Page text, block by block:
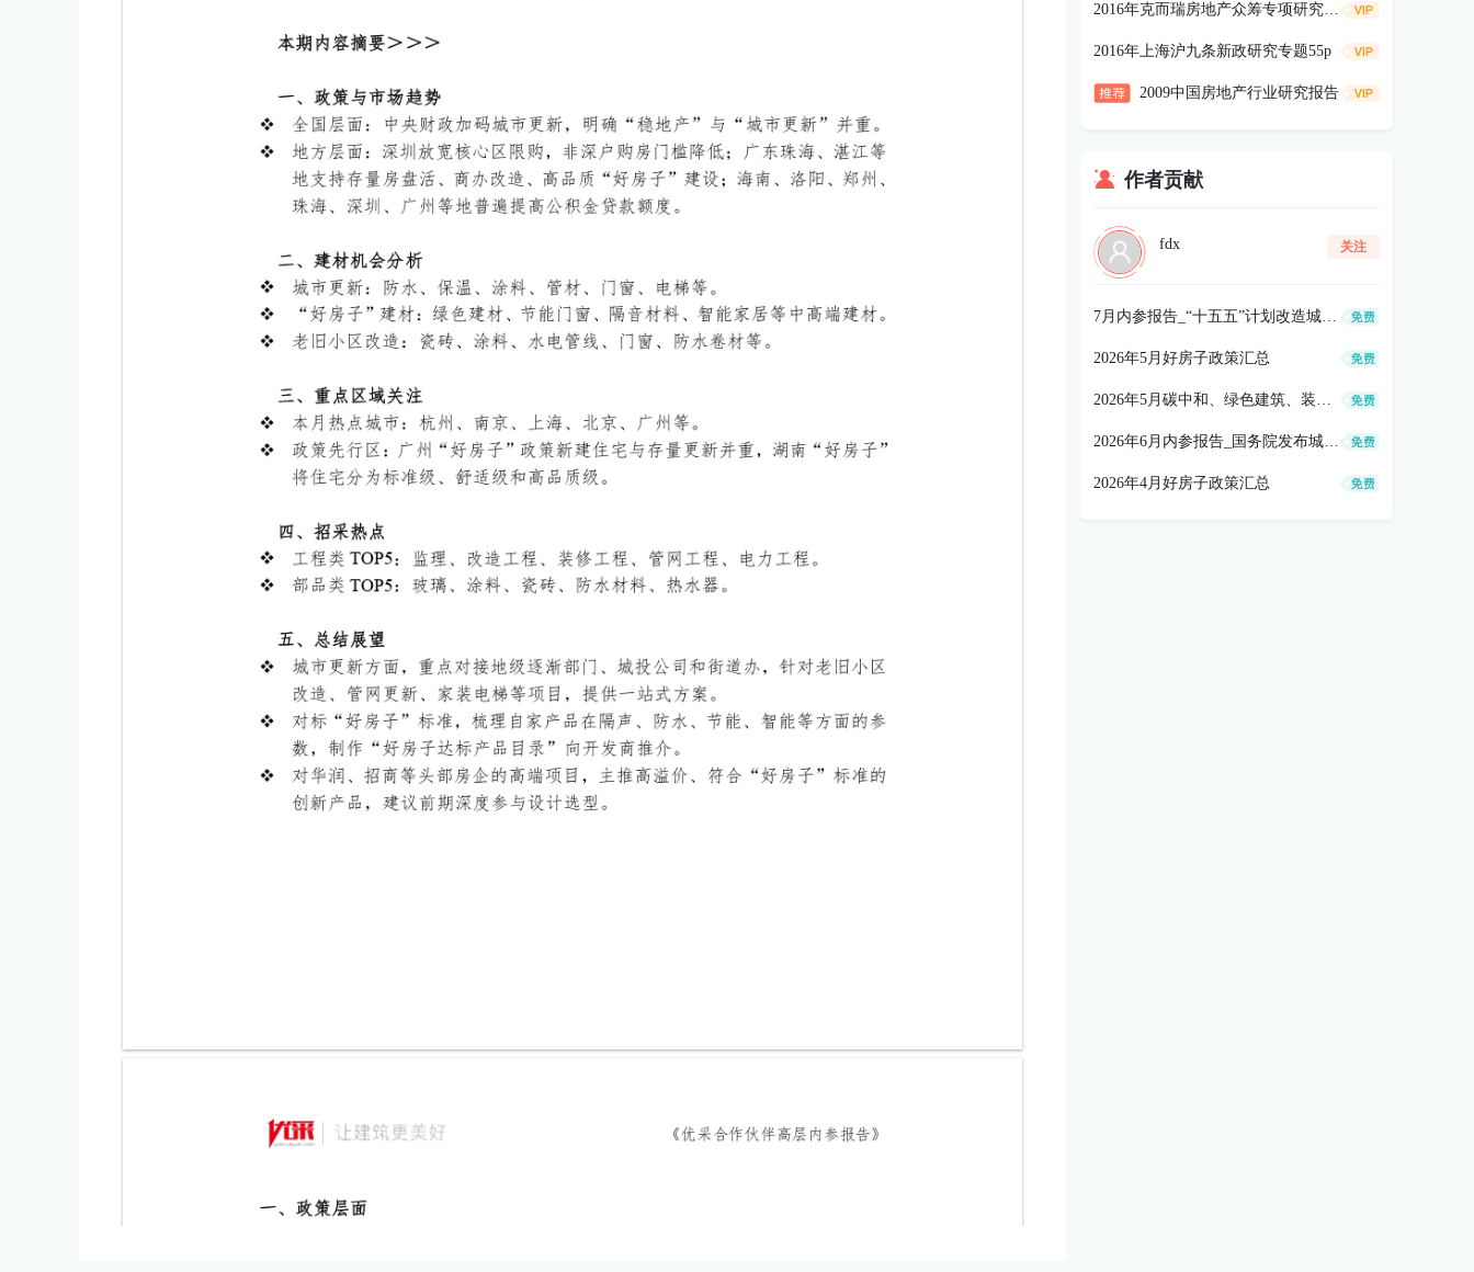
2016年克而瑞房地产众筹专项研究报告60p
2016年上海沪九条新政研究专题55p
2009中国房地产行业研究报告
作者贡献
fdx 关注
7月内参报告_“十五五”计划改造城市地下管网77万公里(0803)
2026年5月好房子政策汇总
2026年5月碳中和、绿色建筑、装配式、全装修政策汇总
2026年6月内参报告_国务院发布城市更新“十五五”规划(0610)
2026年4月好房子政策汇总